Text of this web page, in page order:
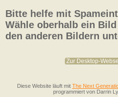
Bitte helfe mit
Wähle oberhalb ein
den anderen Bildern
Zur Desktop-
Diese Website läuft mit The Next
programmiert von Darrin